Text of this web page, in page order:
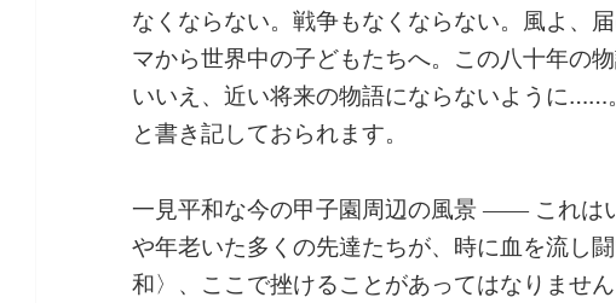
なくならない。戦争もなくならない。風よ、
マから世界中の子どもたちへ。この八十年の
いいえ、近い将来の物語にならないように……
と書き記しておられます。
一見平和な今の甲子園周辺の風景 ―― これ
や年老いた多くの先達たちが、時に血を流し
和〉、ここで挫けることがあってはなりませ